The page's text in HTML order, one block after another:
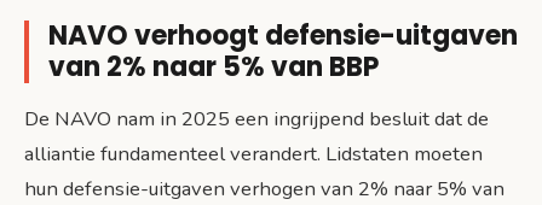
NAVO verhoogt defensie-uitgaven
van 2% naar 5% van BBP
De NAVO nam in 2025 een ingrijpend besluit dat de
alliantie fundamenteel verandert. Lidstaten moeten
hun defensie-uitgaven verhogen van 2% naar 5% van